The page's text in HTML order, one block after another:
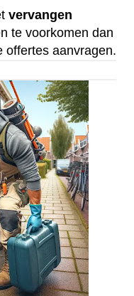
vervangen
te voorkomen dan
offertes aanvragen.